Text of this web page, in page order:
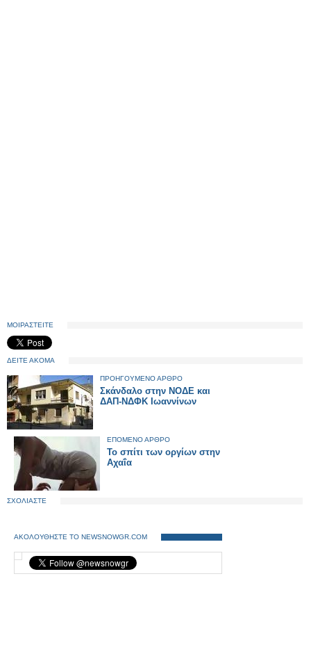
ΜΟΙΡΑΣΤΕΙΤΕ
ΔΕΙΤΕ ΑΚΟΜΑ
ΠΡΟΗΓΟΥΜΕΝΟ ΑΡΘΡΟ
Σκάνδαλο στην ΝΟΔΕ και
ΔΑΠ-ΝΔΦΚ Ιωαννίνων
ΕΠΟΜΕΝΟ ΑΡΘΡΟ
Το σπίτι των οργίων στην
Αχαΐα
ΣΧΟΛΙΑΣΤΕ
ΑΚΟΛΟΥΘΗΣΤΕ ΤΟ NEWSNOWGR.COM